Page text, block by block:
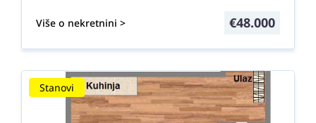
Više o nekretnini > €48.000
Stanovi